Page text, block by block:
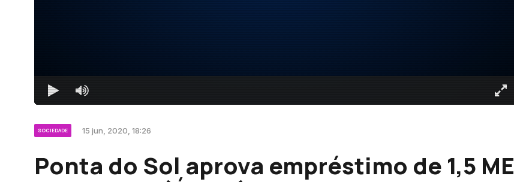
SOCIEDADE 15 jun, 2020, 18:26
Ponta do Sol aprova empréstimo de 1,5 ME